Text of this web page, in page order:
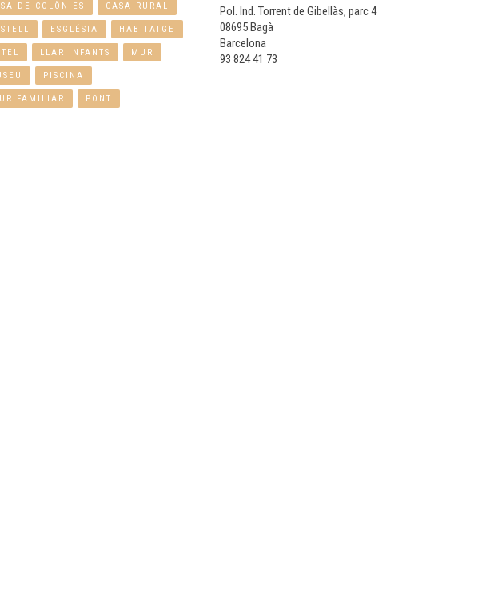
DE COLÒNIES CASA RURAL
ESGLÉSIA HABITATGE
LLAR INFANTS MUR
PISCINA
PONT
Pol. Ind. Torrent de Gibellàs, parc 4
08695 Bagà
Barcelona
93 824 41 73